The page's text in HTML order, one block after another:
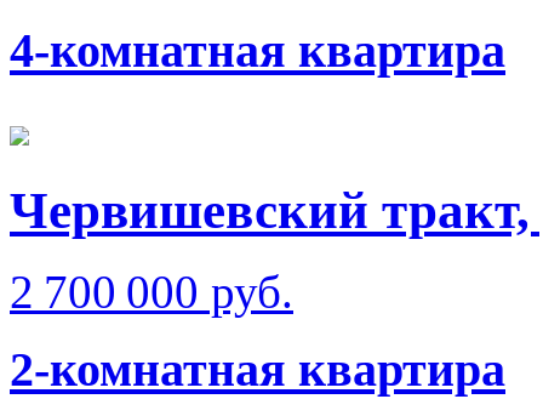
4-комнатная квартира
Червишевский
2 700 000 руб.
2-комнатная квартира